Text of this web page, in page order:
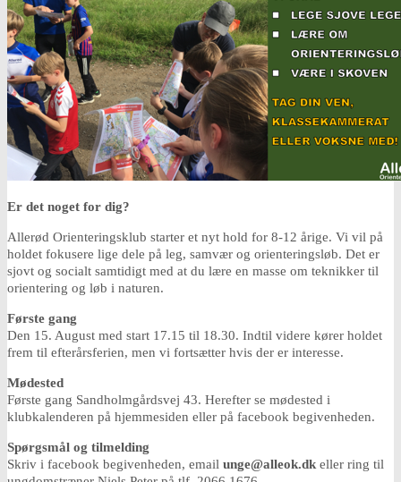
Er det noget for dig?
Allerød Orienteringsklub starter et nyt hold for 8-12 årige. Vi vil på
holdet fokusere lige dele på leg, samvær og orienteringsløb. Det er
sjovt og socialt samtidigt med at du lære en masse om teknikker til
orientering og løb i naturen.
Første gang
Den 15. August med start 17.15 til 18.30. Indtil videre kører holdet
frem til efterårsferien, men vi fortsætter hvis der er interesse.
Mødested
Første gang Sandholmgårdsvej 43. Herefter se mødested i
klubkalenderen på hjemmesiden eller på facebook begivenheden.
Spørgsmål og tilmelding
Skriv i facebook begivenheden, email unge@alleok.dkeller ring til